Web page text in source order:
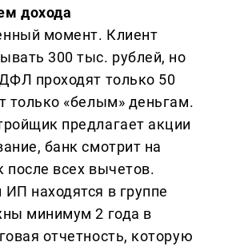
дохода
момент. Клиент
300 тыс. рублей, но
проходят только 50
только «белым» деньгам.
предлагает акции
банк смотрит на
после всех вычетов.
находятся в группе
минимум 2 года в
отчетность, которую